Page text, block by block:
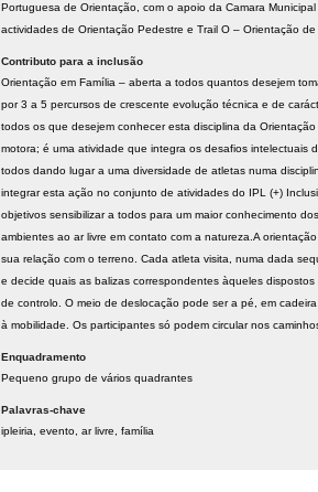
Portuguesa de Orientação, com o apoio da Camara
actividades de Orientação Pedestre e Trail O – Orientação
Contributo para a inclusão
Orientação em Família – aberta a todos quantos desejem
por 3 a 5 percursos de crescente evolução técnica e de
todos os que desejem conhecer esta disciplina da
motora; é uma atividade que integra os desafios intelectuais
todos dando lugar a uma diversidade de atletas numa
integrar esta ação no conjunto de atividades do IPL (+)
objetivos sensibilizar a todos para um maior conhecimento
ambientes ao ar livre em contato com a natureza.A
sua relação com o terreno. Cada atleta visita, numa dada
e decide quais as balizas correspondentes àqueles
de controlo. O meio de deslocação pode ser a pé, em
à mobilidade. Os participantes só podem circular nos
Enquadramento
Pequeno grupo de vários quadrantes
Palavras-chave
ipleiria
evento ar livre família